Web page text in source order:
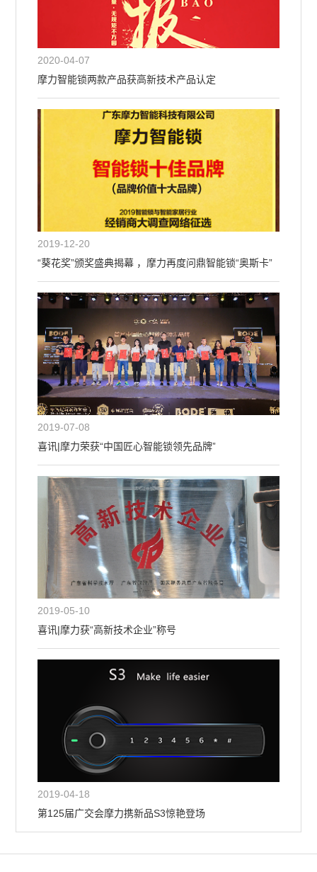
2020-04-07
摩力智能锁两款产品获高新技术产品认定
2019-12-20
“葵花奖”颁奖盛典揭幕 ，摩力再度问鼎智能锁“奥斯卡”
2019-07-08
喜讯|摩力荣获“中国匠心智能锁领先品牌”
2019-05-10
喜讯|摩力获“高新技术企业”称号
2019-04-18
第125届广交会摩力携新品S3惊艳登场